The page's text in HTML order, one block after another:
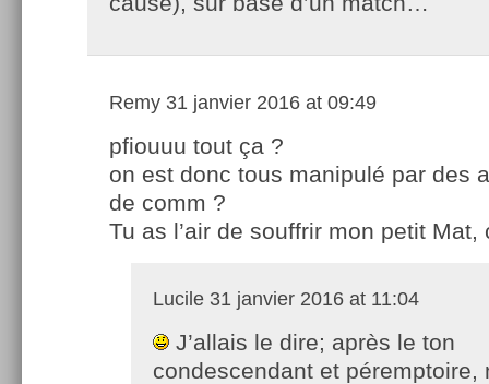
Remy 31 janvier 2016 at 09:49
pfiouuu tout ça ?
on est donc tous manipulé par des
de comm ?
Tu as l’air de souffrir mon petit Mat,
Lucile 31 janvier 2016 at 11:04
J’allais le dire; après le ton
condescendant et péremptoire,